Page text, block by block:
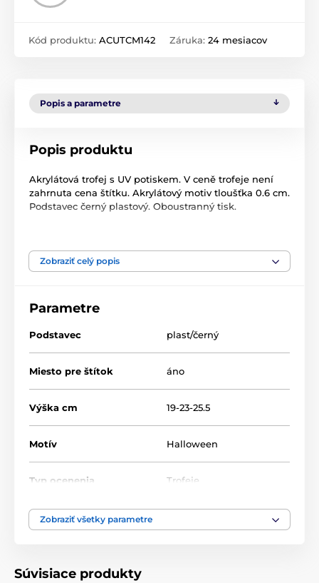
Kód produktu: ACUTCM142 Záruka: 24 mesiacov
Popis a parametre
Popis produktu
Akrylátová trofej s UV potiskem. V ceně trofeje není
zahrnuta cena štítku. Akrylátový motiv tloušťka 0.6 cm.
Podstavec černý plastový. Oboustranný tisk.
Produkt je zaradený v kategóriách
Zobraziť celý popis
Parametre
Podstavec plast/černý
Miesto pre štítok áno
Výška cm 19-23-25.5
Motív Halloween
Typ ocenenia Trofeje
Materiál
Zobraziť všetky parametre
Súvisiace produkty